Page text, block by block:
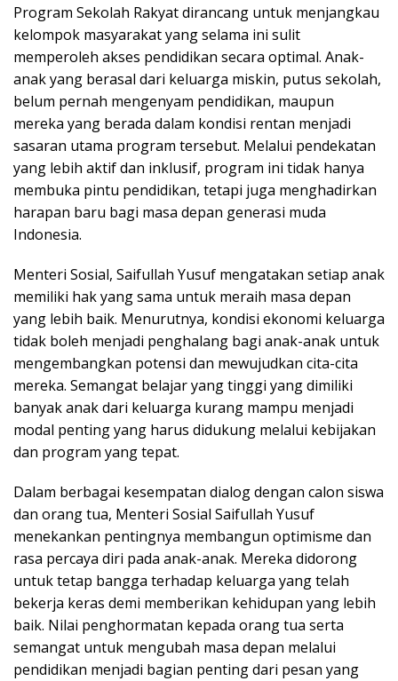
Program Sekolah Rakyat dirancang untuk menjangkau
kelompok masyarakat yang selama ini sulit
memperoleh akses pendidikan secara optimal. Anak-
anak yang berasal dari keluarga miskin, putus sekolah,
belum pernah mengenyam pendidikan, maupun
mereka yang berada dalam kondisi rentan menjadi
sasaran utama program tersebut. Melalui pendekatan
yang lebih aktif dan inklusif, program ini tidak hanya
membuka pintu pendidikan, tetapi juga menghadirkan
harapan baru bagi masa depan generasi muda
Indonesia.
Menteri Sosial, Saifullah Yusuf mengatakan setiap anak
memiliki hak yang sama untuk meraih masa depan
yang lebih baik. Menurutnya, kondisi ekonomi keluarga
tidak boleh menjadi penghalang bagi anak-anak untuk
mengembangkan potensi dan mewujudkan cita-cita
mereka. Semangat belajar yang tinggi yang dimiliki
banyak anak dari keluarga kurang mampu menjadi
modal penting yang harus didukung melalui kebijakan
dan program yang tepat.
Dalam berbagai kesempatan dialog dengan calon siswa
dan orang tua, Menteri Sosial Saifullah Yusuf
menekankan pentingnya membangun optimisme dan
rasa percaya diri pada anak-anak. Mereka didorong
untuk tetap bangga terhadap keluarga yang telah
bekerja keras demi memberikan kehidupan yang lebih
baik. Nilai penghormatan kepada orang tua serta
semangat untuk mengubah masa depan melalui
pendidikan menjadi bagian penting dari pesan yang